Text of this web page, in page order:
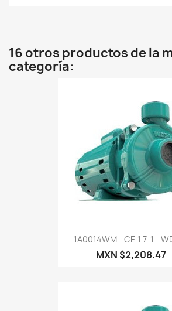
16 otros productos de la
categoría:
1A0014WM - CE 1 7-1 -
MXN $2,208.47